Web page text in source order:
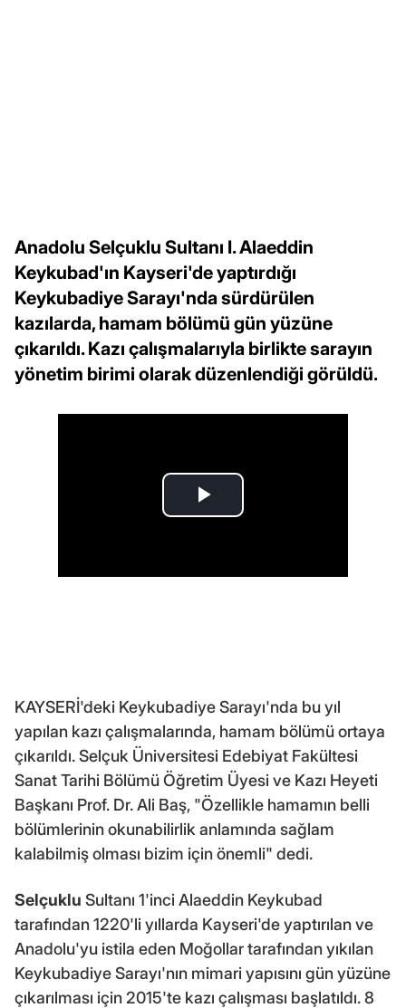
Anadolu Selçuklu Sultanı I. Alaeddin
Keykubad'ın Kayseri'de yaptırdığı
Keykubadiye Sarayı'nda sürdürülen
kazılarda, hamam bölümü gün yüzüne
çıkarıldı. Kazı çalışmalarıyla birlikte sarayın
yönetim birimi olarak düzenlendiği görüldü.
KAYSERİ'deki Keykubadiye Sarayı'nda bu yıl
yapılan kazı çalışmalarında, hamam bölümü ortaya
çıkarıldı. Selçuk Üniversitesi Edebiyat Fakültesi
Sanat Tarihi Bölümü Öğretim Üyesi ve Kazı Heyeti
Başkanı Prof. Dr. Ali Baş, "Özellikle hamamın belli
bölümlerinin okunabilirlik anlamında sağlam
kalabilmiş olması bizim için önemli" dedi.
Selçuklu Sultanı 1'inci Alaeddin Keykubad
tarafından 1220'li yıllarda Kayseri'de yaptırılan ve
Anadolu'yu istila eden Moğollar tarafından yıkılan
Keykubadiye Sarayı'nın mimari yapısını gün yüzüne
çıkarılması için 2015'te kazı çalışması başlatıldı. 8